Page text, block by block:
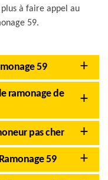
plus à faire appel au
59.
59
ramonage de
pas cher
59